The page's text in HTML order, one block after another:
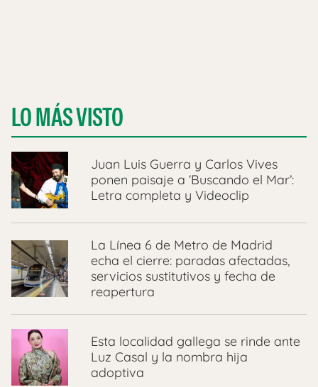
LO MÁS VISTO
Juan Luis Guerra y Carlos Vives
ponen paisaje a ‘Buscando el Mar’:
Letra completa y Videoclip
La Línea 6 de Metro de Madrid
echa el cierre: paradas afectadas,
servicios sustitutivos y fecha de
reapertura
Esta localidad gallega se rinde ante
Luz Casal y la nombra hija
adoptiva